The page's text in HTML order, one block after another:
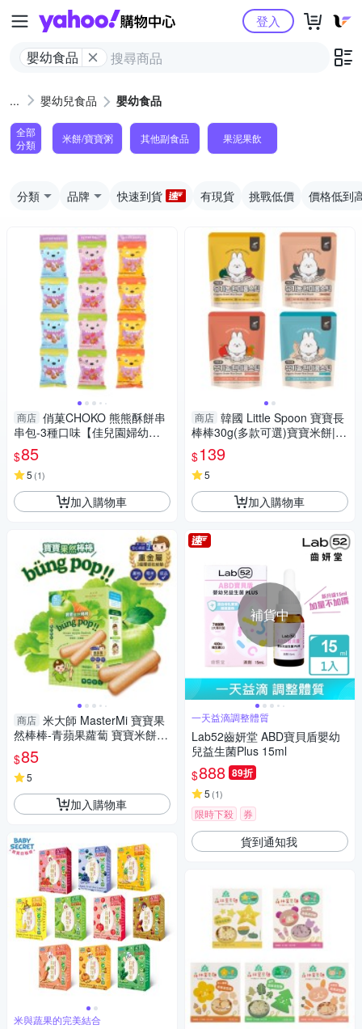
Yahoo購物中心
嬰幼食品
登入
嬰幼兒食品 嬰幼食品
全部
分類
米餅/寶寶粥 其他副食品 果泥果飲
分類 品牌 快速到貨 有現貨 挑戰低價 價格低到
商店 俏菓CHOKO 熊熊酥餅串
串包-3種口味【佳兒園婦幼
館】
$85
5 (1)
加入購物車
商店 米大師 MasterMi 寶寶果
然棒棒-青蘋果蘿蔔 寶寶米餅
獨立包裝
$85
5
加入購物車
米與蔬果的完美結合
商店 韓國 Little Spoon 寶寶長
棒棒30g(多款可選)寶寶米餅|嬰
兒米餅|米棒|寶寶餅乾|寶寶零食
$139
5
加入購物車
補貨中
一天益滴調整體質
Lab52齒妍堂 ABD寶貝盾嬰幼
兒益生菌Plus 15ml
$888 89折
5 (1)
限時下殺 券
貨到通知我